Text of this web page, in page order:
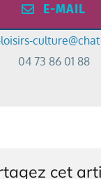
E-MAIL
04 73 86 01 88
cet